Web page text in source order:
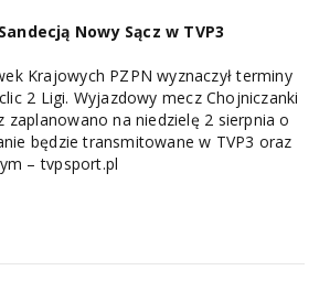
Nowy Sącz w TVP3
Krajowych PZPN wyznaczył terminy
2 Ligi. Wyjazdowy mecz Chojniczanki
zaplanowano na niedzielę 2 sierpnia o
będzie transmitowane w TVP3 oraz
– tvpsport.pl